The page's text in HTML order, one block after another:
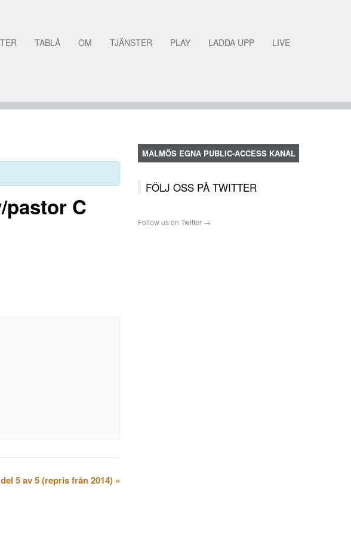
TABLÅ OM TJÄNSTER PLAY LADDA UPP LIVE
pastor C
5 av 5 (repris från 2014) »
MALMÖS EGNA PUBLIC-ACCESS KANAL
FÖLJ OSS PÅ TWITTER
Follow us on Twitter →